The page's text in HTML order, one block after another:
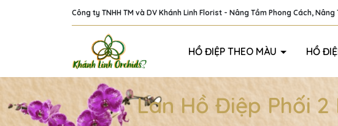
Công ty TNHH TM và DV Khánh Linh Florist - Nâng Tầm Phong Cách, Nâng
HỒ ĐIỆP THEO MÀU HỒ
Lan Hồ Điệp Phối 2